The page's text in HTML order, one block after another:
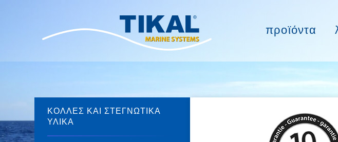
προϊόντα
ΚΌΛΛΕΣ ΚΑΙ ΣΤΕΓΝΩΤΙΚΆ
ΥΛΙΚΆ